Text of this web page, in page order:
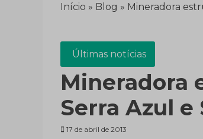
Início » Blog » Mineradora
Últimas notícias
Mineradora
Serra Azul
17 de abril de 2013